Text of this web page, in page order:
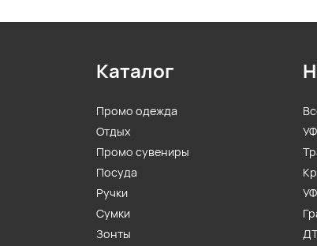
Каталог
Промо одежда
Отдых
Промо сувениры
Посуда
Ручки
Сумки
Зонты